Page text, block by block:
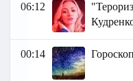
06:12
00:14